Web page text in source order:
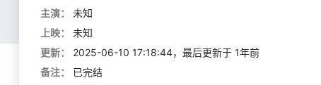
主演：
未知
上映：
未知
更新：
2025-06-10 17:18:44，最后更新于 1年前
备注：
已完结